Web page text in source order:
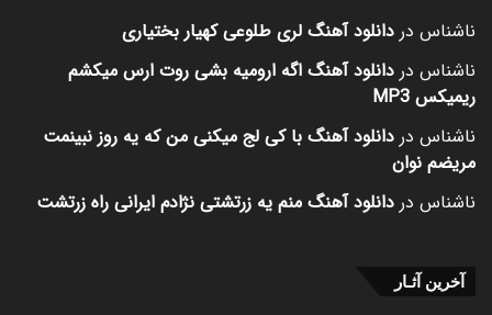
ناشناس در دانلود آهنگ لری طلوعی کهیار بختیاری
ناشناس در دانلود آهنگ اگه ارومیه بشی روت ارس میکشم
ریمیکس MP3
ناشناس در دانلود آهنگ با کی لج میکنی من که یه روز نبینمت
مریضم نوان
ناشناس در دانلود آهنگ منم یه زرتشتی نژادم ایرانی راه زرتشت
آخرین آثـار